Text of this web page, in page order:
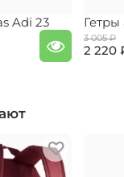
Adi 23 Гетры
3 005 ₽
2 220